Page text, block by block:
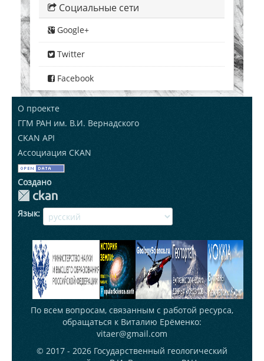
Социальные сети
Google+
Twitter
Facebook
О проекте
ГГМ РАН им. В.И. Вернадского
CKAN API
Ассоциация CKAN
Создано
Язык
По всем вопросам, связанным с работой ресурса,
обращаться к Виталию Ерёменко:
vitaer@gmail.com
© 2017 - 2026 Государственный геологический